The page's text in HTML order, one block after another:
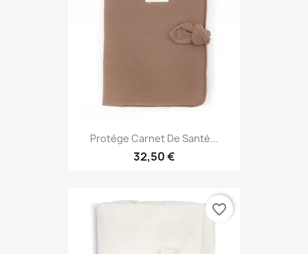
Protège Carnet De Santé...
32,50 €
favorite_border